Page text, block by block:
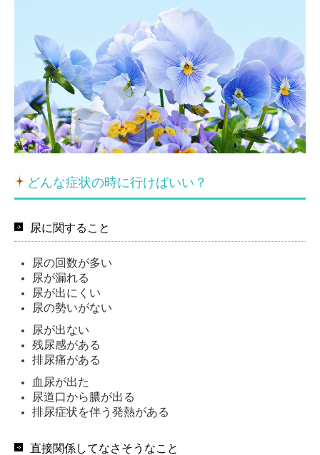
どんな症状の時に行けばいい？
尿に関すること
尿の回数が多い
尿が漏れる
尿が出にくい
尿の勢いがない
尿が出ない
残尿感がある
排尿痛がある
血尿が出た
尿道口から膿が出る
排尿症状を伴う発熱がある
直接関係してなさそうなこと